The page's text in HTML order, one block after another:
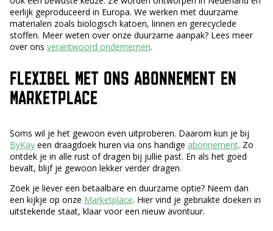
eerlijk geproduceerd in Europa. We werken met duurzame
materialen zoals biologisch katoen, linnen en gerecyclede
stoffen. Meer weten over onze duurzame aanpak? Lees meer
over ons verantwoord ondernemen.
FLEXIBEL MET ONS ABONNEMENT EN
MARKETPLACE
Soms wil je het gewoon even uitproberen. Daarom kun je bij
ByKay een draagdoek huren via ons handige abonnement. Zo
ontdek je in alle rust of dragen bij jullie past. En als het goed
bevalt, blijf je gewoon lekker verder dragen.
Zoek je liever een betaalbare en duurzame optie? Neem dan
een kijkje op onze Marketplace. Hier vind je gebruikte doeken in
uitstekende staat, klaar voor een nieuw avontuur.